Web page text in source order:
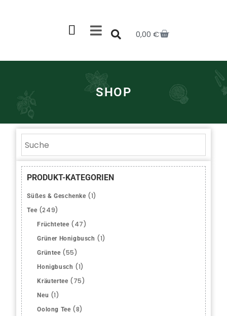
0,00 €
SHOP
PRODUKT-KATEGORIEN
Süßes & Geschenke (1)
Tee (249)
Früchtetee (47)
Grüner Honigbusch (1)
Grüntee (55)
Honigbusch (1)
Kräutertee (75)
Neu (1)
Oolong Tee (8)